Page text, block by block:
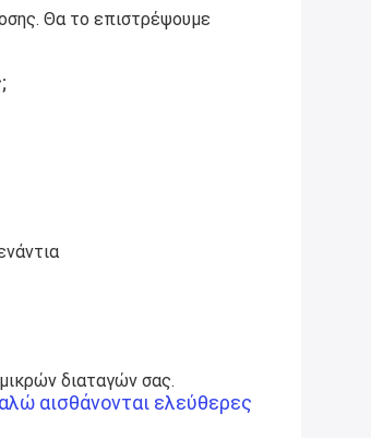
Θα το επιστρέψουμε
διαταγών σας.
αισθάνονται ελεύθερες